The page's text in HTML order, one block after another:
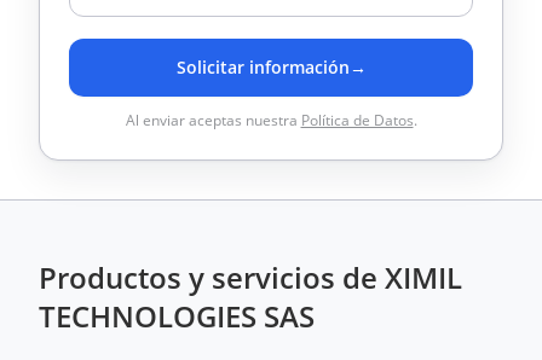
Solicitar información→
Al enviar aceptas nuestra Política de Datos.
Productos y servicios de XIMIL
TECHNOLOGIES SAS